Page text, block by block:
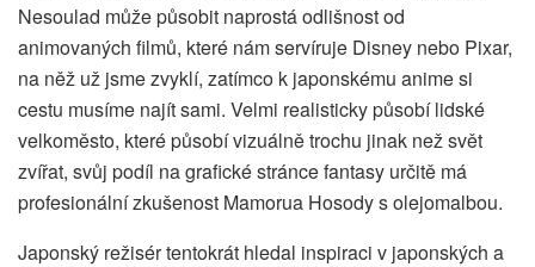
Nesoulad může působit naprostá odlišnost od
animovaných filmů, které nám servíruje Disney nebo Pixar,
na něž už jsme zvyklí, zatímco k japonskému anime si
cestu musíme najít sami. Velmi realisticky působí lidské
velkoměsto, které působí vizuálně trochu jinak než svět
zvířat, svůj podíl na grafické stránce fantasy určitě má
profesionální zkušenost Mamorua Hosody s olejomalbou.
Japonský režisér tentokrát hledal inspiraci v japonských a